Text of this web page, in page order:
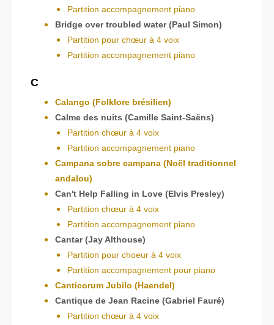
Partition accompagnement piano
Bridge over troubled water (Paul Simon)
Partition pour chœur à 4 voix
Partition accompagnement piano
C
Calango (Folklore brésilien)
Calme des nuits (Camille Saint-Saëns)
Partition chœur à 4 voix
Partition accompagnement piano
Campana sobre campana (Noël traditionnel
andalou)
Can't Help Falling in Love (Elvis Presley)
Partition chœur à 4 voix
Partition accompagnement piano
Cantar (Jay Althouse)
Partition pour choeur à 4 voix
Partition accompagnement pour piano
Canticorum Jubilo (Haendel)
Cantique de Jean Racine (Gabriel Fauré)
Partition chœur à 4 voix